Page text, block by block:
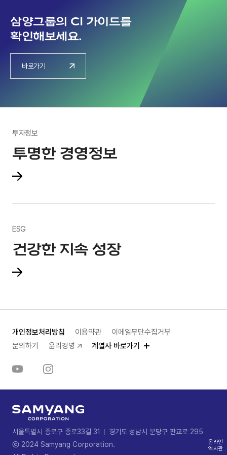
삼양그룹의 CI 가이드를
확인해보세요.
바로가기
투자정보
투명한 경영정보
ESG
건강한 지속 성장
개인정보처리방침 이용약관
이메일무단수집거부
문의하기
윤리경영 계열사 바로가기
서울특별시 종로구 종로33길 31
경기도 성남시 분당구 판교로 295
ⓒ 2024 Samyang Corporation.
온라인
역사관